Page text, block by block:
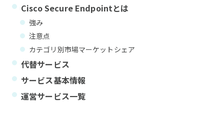
Cisco Secure Endpointとは
強み
注意点
カテゴリ別市場マーケットシェア
代替サービス
サービス基本情報
運営サービス一覧